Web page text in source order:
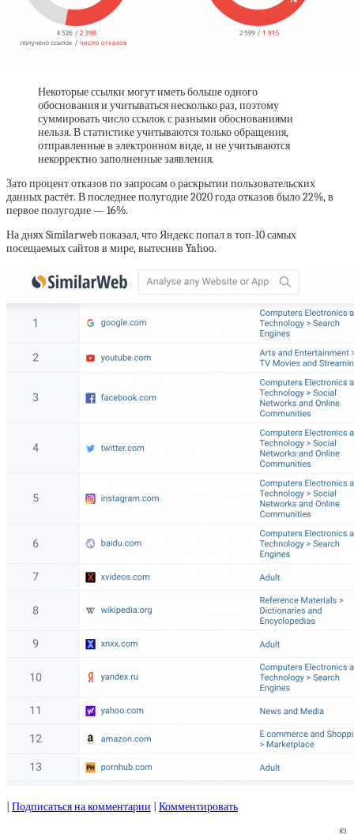
Некоторые ссылки могут иметь больше одного
обоснования и учитываться несколько раз, поэтому
суммировать число ссылок с разными обоснованиями
нельзя. В статистике учитываются только обращения,
отправленные в электронном виде, и не учитываются
некорректно заполненные заявления.
Зато процент отказов по запросам о раскрытии пользовательских
данных растёт. В последнее полугодие 2020 года отказов было 22%, в
первое полугодие — 16%.
На днях Similarweb показал, что Яндекс попал в топ-10 самых
посещаемых сайтов в мире, вытеснив Yahoo.
Подписаться на комментарии
Комментировать
©